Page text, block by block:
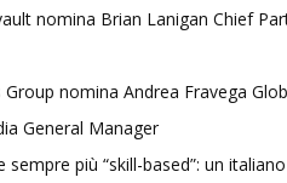
nomina Brian Lanigan Chief
Group nomina Andrea Fravega
General Manager
sempre più “skill-based”: un